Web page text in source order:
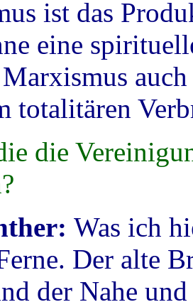
ist das
eine
totalitären
die
Was ich
Der alte
der Nahe